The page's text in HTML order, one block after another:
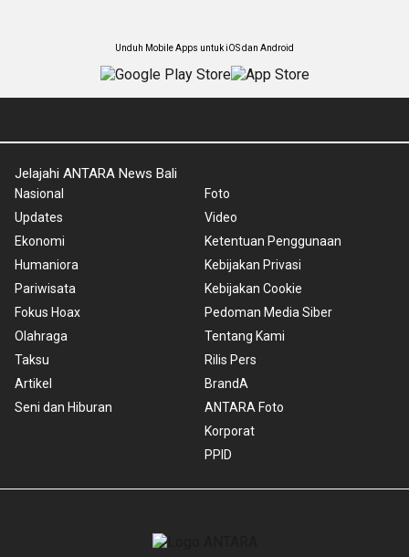
Unduh Mobile Apps untuk iOS dan Android
Jelajahi ANTARA News Bali
Nasional
Updates
Ekonomi
Humaniora
Pariwisata
Fokus Hoax
Olahraga
Taksu
Artikel
Seni dan Hiburan
Foto
Video
Ketentuan Penggunaan
Kebijakan Privasi
Kebijakan Cookie
Pedoman Media Siber
Tentang Kami
Rilis Pers
BrandA
ANTARA Foto
Korporat
PPID